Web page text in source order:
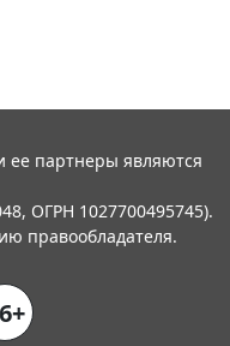
ее партнеры являются
ОГРН 1027700495745).
правообладателя.